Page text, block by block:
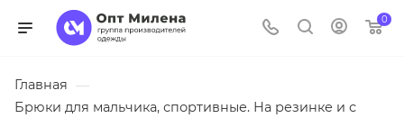
0
Главная —
Брюки для мальчика, спортивные. На резинке и с